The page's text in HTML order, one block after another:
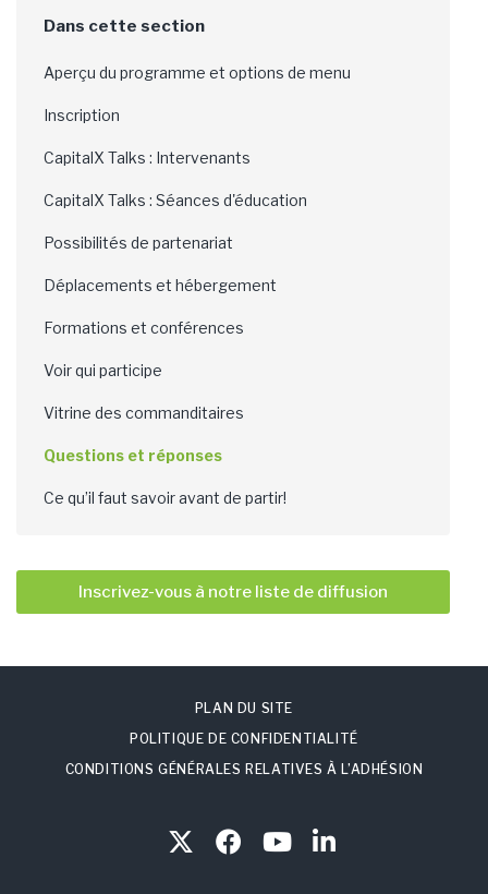
Aperçu du programme et options de menu
Inscription
CapitalX Talks : Intervenants
CapitalX Talks : Séances d'éducation
Possibilités de partenariat
Déplacements et hébergement
Formations et conférences
Voir qui participe
Vitrine des commanditaires
Questions et réponses
Ce qu’il faut savoir avant de partir!
Inscrivez-vous à notre liste de diffusion
PLAN DU SITE
POLITIQUE DE CONFIDENTIALITÉ
CONDITIONS GÉNÉRALES RELATIVES À L’ADHÉSION